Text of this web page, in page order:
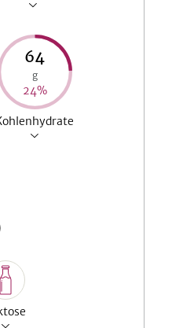
64
g
24%